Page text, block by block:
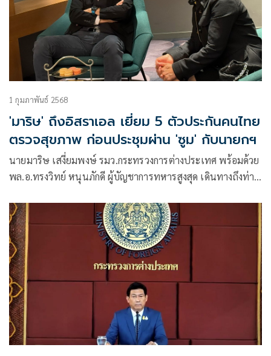
1 กุมภาพันธ์ 2568
'มาริษ' ถึงอิสราเอล เยี่ยม 5 ตัวประกันคนไทย
ตรวจสุขภาพ ก่อนประชุมผ่าน 'ซูม' กับนายกฯ
นายมาริษ เสงี่ยมพงษ์ รมว.กระทรวงการต่างประเทศ พร้อมด้วย
พล.อ.ทรงวิทย์ หนุนภักดี ผู้บัญชาการทหารสูงสุด เดินทางถึงท่า
Haskel อธิบดีกรมพิธีการทูต